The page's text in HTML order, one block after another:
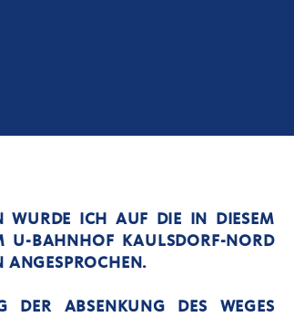
WURDE ICH AUF DIE IN DIESEM V
BAHNHOF KAULSDORF-NORD E
DER ABSENKUNG DES WEGES